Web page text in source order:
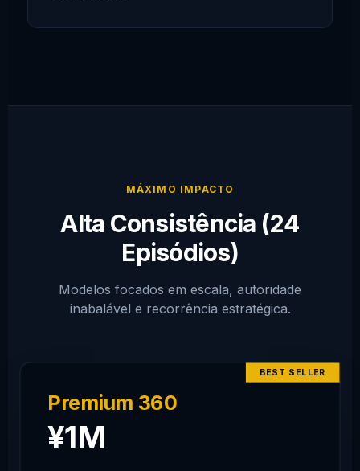
MÁXIMO IMPACTO
Alta Consistência (24
Episódios)
Modelos focados em escala, autoridade
inabalável e recorrência estratégica.
BEST SELLER
Premium 360
¥1M